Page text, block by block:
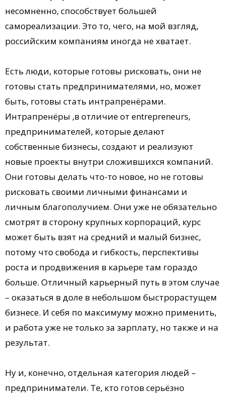
несомненно, способствует большей
самореализации. Это то, чего, на мой взгляд,
российским компаниям иногда не хватает.
Есть люди, которые готовы рисковать, они не
готовы стать предпринимателями, но, может
быть, готовы стать интрапренёрами.
Интрапренёры ,в отличие от entrepreneurs,
предпринимателей, которые делают
собственные бизнесы, создают и реализуют
новые проекты внутри сложившихся компаний.
Они готовы делать что-то новое, но не готовы
рисковать своими личными финансами и
личным благополучием. Они уже не обязательно
смотрят в сторону крупных корпораций, курс
может быть взят на средний и малый бизнес,
потому что свобода и гибкость, перспективы
роста и продвижения в карьере там гораздо
больше. Отличный карьерный путь в этом случае
– оказаться в доле в небольшом быстрорастущем
бизнесе. И себя по максимуму можно применить,
и работа уже не только за зарплату, но также и на
результат.
Ну и, конечно, отдельная категория людей –
предприниматели. Те, кто готов серьёзно